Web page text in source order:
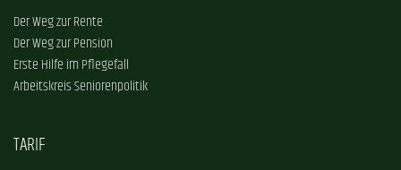
Der Weg zur Rente
Der Weg zur Pension
Erste Hilfe im Pflegefall
Arbeitskreis Seniorenpolitik
TARIF